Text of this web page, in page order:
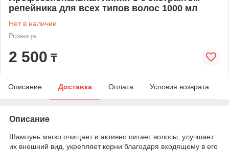
репейника для всех типов волос 1000 мл
Нет в наличии
Розница
2 500 ₸
Описание Доставка Оплата Условия возврата
Описание
Шампунь мягко очищает и активно питает волосы, улучшает
их внешний вид, укрепляет корни благодаря входящему в его